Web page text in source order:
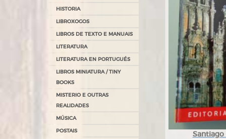
HISTORIA
LIBROXOGOS
LIBROS DE TEXTO E MANUAIS
LITERATURA
LITERATURA EN PORTUGUÉS
LIBROS MINIATURA / TINY
BOOKS
MISTERIO E OUTRAS
REALIDADES
MÚSICA
POSTAIS